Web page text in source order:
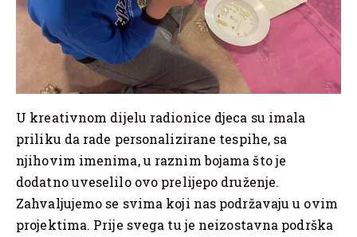
U kreativnom dijelu radionice djeca su imala
priliku da rade personalizirane tespihe, sa
njihovim imenima, u raznim bojama što je
dodatno uveselilo ovo prelijepo druženje.
Zahvaljujemo se svima koji nas podržavaju u ovim
projektima. Prije svega tu je neizostavna podrška